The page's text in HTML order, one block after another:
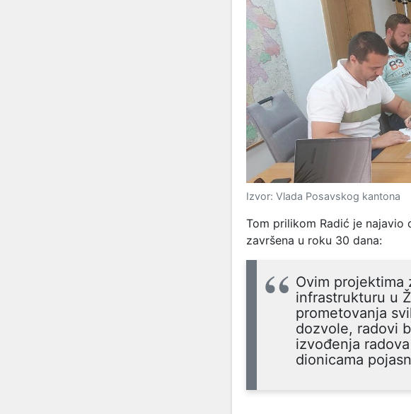
Izvor: Vlada Posavskog kantona
Tom prilikom Radić je najavio
završena u roku 30 dana:
Ovim projektima
infrastrukturu u
prometovanja
dozvole, radovi
izvođenja
dionicama